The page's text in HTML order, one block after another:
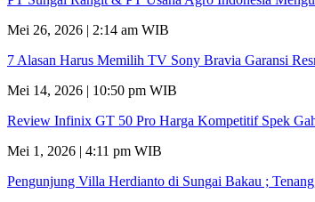
Mei 26, 2026 | 2:14 am WIB
7 Alasan Harus Memilih TV Sony Bravia Garansi
Mei 14, 2026 | 10:50 pm WIB
Review Infinix GT 50 Pro Harga Kompetitif Spek
Mei 1, 2026 | 4:11 pm WIB
Pengunjung Villa Herdianto di Sungai Bakau ;